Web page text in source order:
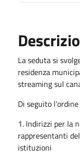
La seduta si
residenza
streaming sul
Di seguito
1. Indirizzi per la
rappresentanti
istituzioni